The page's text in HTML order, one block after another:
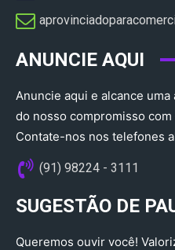
ANUNCIE AQUI
Anuncie aqui e alcance
do nosso compromisso
Contate-nos nos telefones
(91) 98224 - 3111
SUGESTÃO DE
Queremos ouvir você!